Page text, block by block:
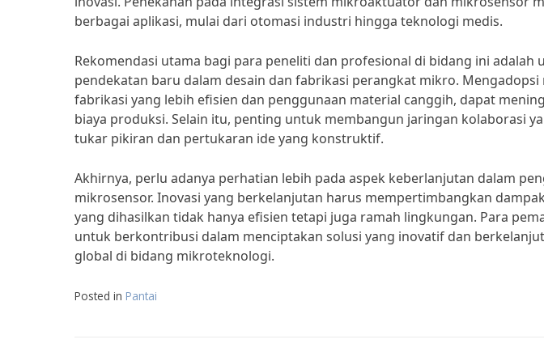
berbagai aplikasi, mulai dari otomasi industri hingga teknologi medis.
Rekomendasi utama bagi para peneliti dan profesional di bidang ini adalah
pendekatan baru dalam desain dan fabrikasi perangkat mikro.
fabrikasi yang lebih efisien dan penggunaan material canggih, dapat
biaya produksi. Selain itu, penting untuk membangun jaringan kolaborasi
tukar pikiran dan pertukaran ide yang konstruktif.
Akhirnya, perlu adanya perhatian lebih pada aspek keberlanjutan dalam
mikrosensor. Inovasi yang berkelanjutan harus mempertimbangkan
yang dihasilkan tidak hanya efisien tetapi juga ramah lingkungan. Para
untuk berkontribusi dalam menciptakan solusi yang inovatif dan
global di bidang mikroteknologi.
Posted in Pantai